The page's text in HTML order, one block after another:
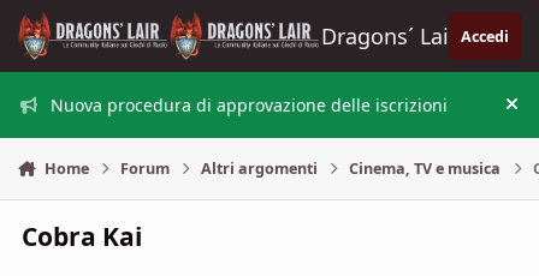
Vai al contenuto
Dragons´ Lair Accedi
Nuova procedura di approvazione delle iscrizioni
Home Forum Altri argomenti Cinema, TV e musica
Cobra Kai